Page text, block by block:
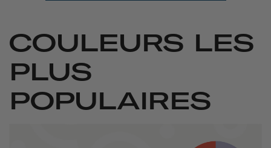
COULEURS LES
PLUS
POPULAIRES